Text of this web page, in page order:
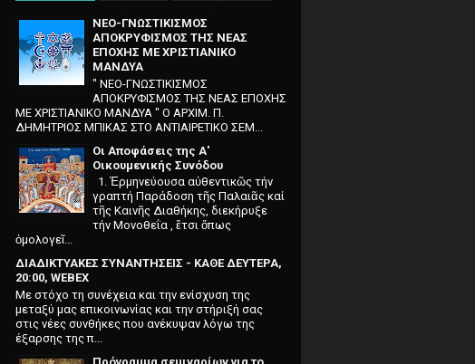
ΝΕΟ-ΓΝΩΣΤΙΚΙΣΜΟΣ
ΑΠΟΚΡΥΦΙΣΜΟΣ ΤΗΣ ΝΕΑΣ
ΕΠΟΧΗΣ ΜΕ ΧΡΙΣΤΙΑΝΙΚΟ
ΜΑΝΔΥΑ
" ΝΕΟ-ΓΝΩΣΤΙΚΙΣΜΟΣ
ΑΠΟΚΡΥΦΙΣΜΟΣ ΤΗΣ ΝΕΑΣ ΕΠΟΧΗΣ
ΜΕ ΧΡΙΣΤΙΑΝΙΚΟ ΜΑΝΔΥΑ " O APXIM. Π.
ΔHMHTPIOΣ MΠIKAΣ ΣTO ANTIAIPETIKO ΣEM...
Οι Αποφάσεις της Α'
Οικουμενικής Συνόδου
1. Ἑρμηνεύουσα αὐθεντικῶς τήν
γραπτή Παράδοση τῆς Παλαιᾶς καί
τῆς Καινῆς Διαθήκης, διεκήρυξε
τήν Μονοθεΐα , ἔτσι ὅπως
ὁμολογεῖ...
ΔΙΑΔΙΚΤΥΑΚΕΣ ΣΥΝΑΝΤΗΣΕΙΣ - ΚΑΘΕ ΔΕΥΤΕΡΑ,
20:00, WEBEX
Με στόχο τη συνέχεια και την ενίσχυση της
μεταξύ μας επικοινωνίας και την στήριξή σας
στις νέες συνθήκες που ανέκυψαν λόγω της
έξαρσης της π...